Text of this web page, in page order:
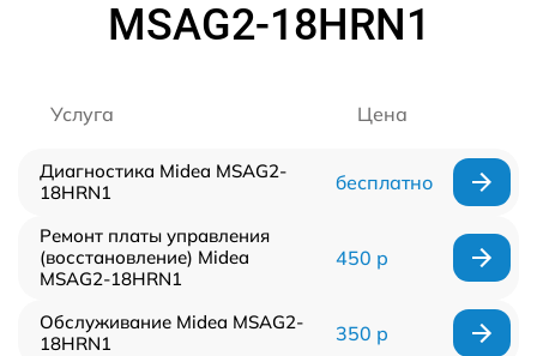
MSAG2-18HRN1
Услуга Цена
Диагностика Midea MSAG2-
18HRN1
бесплатно
Ремонт платы управления
(восстановление) Midea
MSAG2-18HRN1
450 р
Обслуживание Midea MSAG2-
18HRN1
350 р